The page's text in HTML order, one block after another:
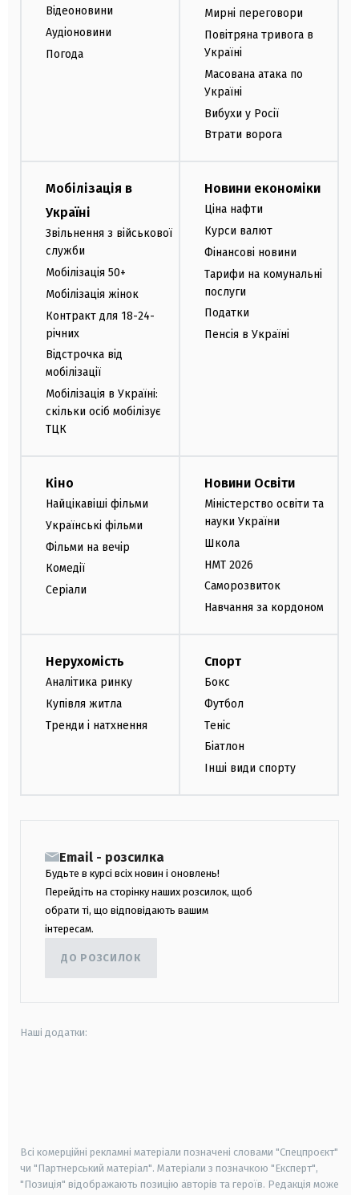
Відеоновини
Аудіоновини
Погода
Мирні переговори
Повітряна тривога в
Україні
Масована атака по
Україні
Вибухи у Росії
Втрати ворога
Мобілізація в
Україні
Звільнення з військової
служби
Мобілізація 50+
Мобілізація жінок
Контракт для 18-24-
річних
Відстрочка від
мобілізації
Мобілізація в Україні:
скільки осіб мобілізує
ТЦК
Новини економіки
Ціна нафти
Курси валют
Фінансові новини
Тарифи на комунальні
послуги
Податки
Пенсія в Україні
Кіно
Найцікавіші фільми
Українські фільми
Фільми на вечір
Комедії
Серіали
Новини Освіти
Міністерство освіти та
науки України
Школа
НМТ 2026
Саморозвиток
Навчання за кордоном
Нерухомість
Аналітика ринку
Купівля житла
Тренди і натхнення
Спорт
Бокс
Футбол
Теніс
Біатлон
Інші види спорту
Email - розсилка
Будьте в курсі всіх новин і оновлень!
Перейдіть на сторінку наших розсилок, щоб
обрати ті, що відповідають вашим
інтересам.
ДО РОЗСИЛОК
Наші додатки:
Всі комерційні рекламні матеріали позначені словами "Спецпроєкт"
чи "Партнерський матеріал". Матеріали з позначкою "Експерт",
"Позиція" відображають позицію авторів та героїв. Редакція може